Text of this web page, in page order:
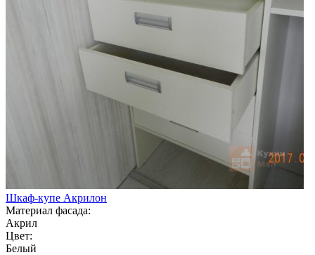
Шкаф-купе Акрилон
Материал фасада:
Акрил
Цвет:
Белый